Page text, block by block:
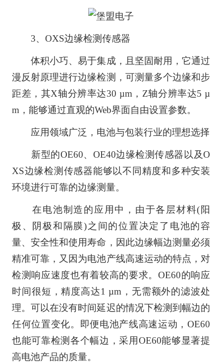
3、OXS边缘检测传感器
体积小巧、易于集成，且坚固耐用，它通过
漫反射原理进行边缘检测，可测量多个边缘和步
距差，其X轴分辨率达30 µm，Z轴分辨率达5 µ
m，能够通过直观的Web界面自由设置参数。
应用领域广泛，电池与包装行业的理想选择
新型的OE60、OE40边缘检测传感器以及O
XS边缘检测传感器能够以不同精度和多种安装
环境进行可靠的边缘测量。
在电池制造的应用中，由于各层材料(阳
极、阴极和隔膜)之间的位置决定了电池的容
量、安全性和使用寿命，因此边缘幅边测量必须
精准可靠，又因为电池产线高速运动的特点，对
检测响应速度也有着较高的要求。OE60的响应
时间很短，精度高达1 µm，无需额外的滤波处
理。可以在没有时间延迟的情况下检测到幅边的
任何位置变化。即便电池产线高速运动，OE60
也能可靠检测各个幅边，采用OE60能够显著提
高电池产品的质量。